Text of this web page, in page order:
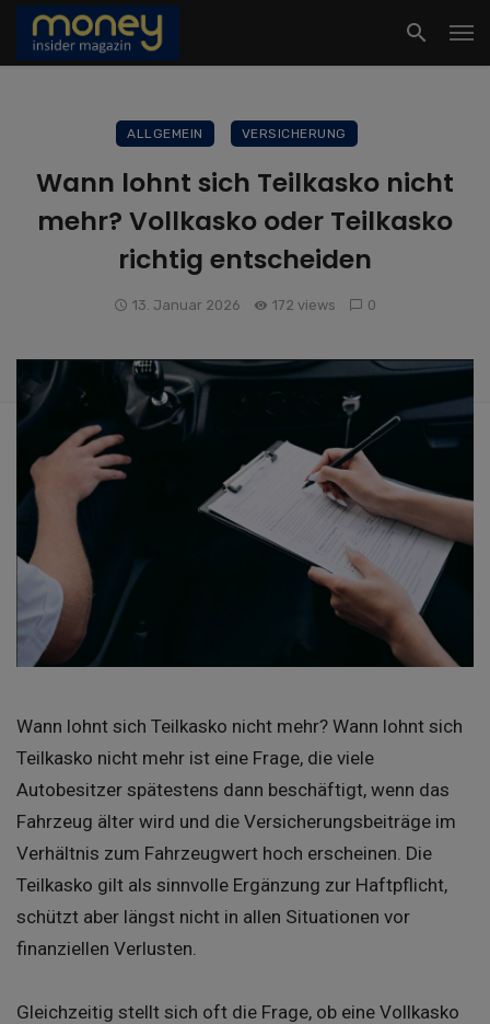
ALLGEMEIN VERSICHERUNG
Wann lohnt sich Teilkasko nicht
mehr? Vollkasko oder Teilkasko
richtig entscheiden
13. Januar 2026 172 views 0
Wann lohnt sich Teilkasko nicht mehr? Wann lohnt sich
Teilkasko nicht mehr ist eine Frage, die viele
Autobesitzer spätestens dann beschäftigt, wenn das
Fahrzeug älter wird und die Versicherungsbeiträge im
Verhältnis zum Fahrzeugwert hoch erscheinen. Die
Teilkasko gilt als sinnvolle Ergänzung zur Haftpflicht,
schützt aber längst nicht in allen Situationen vor
finanziellen Verlusten.
Gleichzeitig stellt sich oft die Frage, ob eine Vollkasko